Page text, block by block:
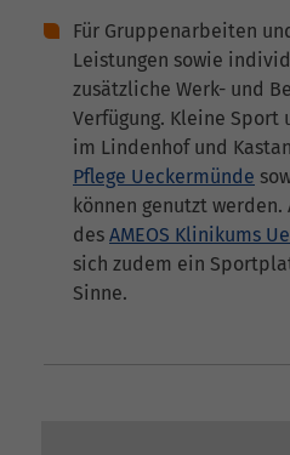
Für Gruppenarbeiten
Leistungen sowie
zusätzliche Werk- und
Verfügung. Kleine Sport
im Lindenhof und
Pflege Ueckermünde
können genutzt
des AMEOS Klinikums
sich zudem ein
Sinne.